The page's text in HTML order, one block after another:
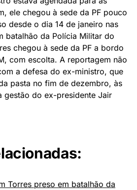
ele chegou à sede da PF pouco
desde o dia 14 de janeiro nas
batalhão da Polícia Militar do
chegou à sede da PF a bordo
com escolta. A reportagem não
a defesa do ex-ministro, que
pasta no fim de dezembro, às
gestão do ex-presidente Jair
Torres preso em batalhão da